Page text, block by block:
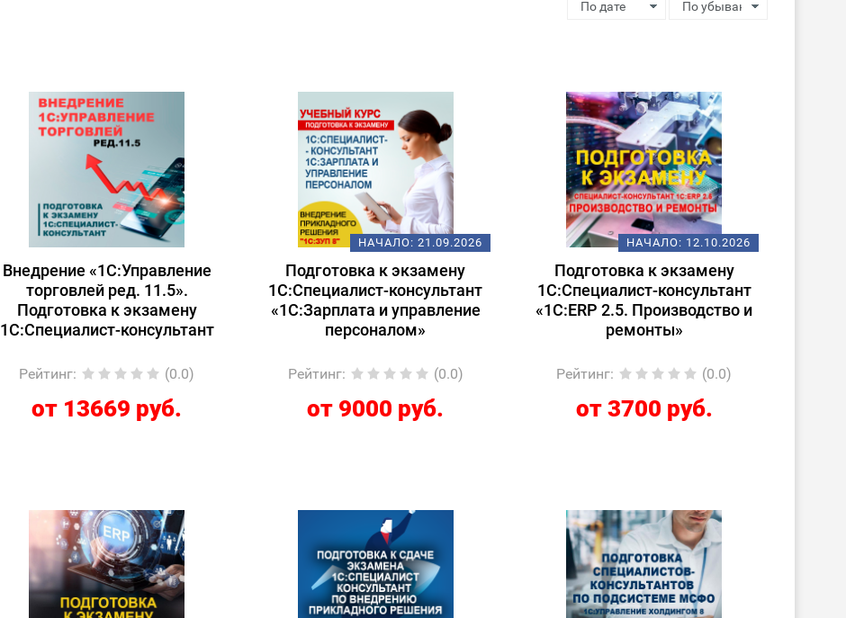
Внедрение «1С:Управление
торговлей ред. 11.5».
Подготовка к экзамену
1С:Специалист-консультант
Рейтинг: (0.0)
от 13669 руб.
НАЧАЛО: 21.09.2026
Подготовка к экзамену
1С:Специалист-консультант
«1С:Зарплата и управление
персоналом»
Рейтинг: (0.0)
от 9000 руб.
НАЧАЛО: 12.10.2026
Подготовка к экзамену
1С:Специалист-консультант
«1С:ERP 2.5. Производство и
ремонты»
Рейтинг: (0.0)
от 3700 руб.